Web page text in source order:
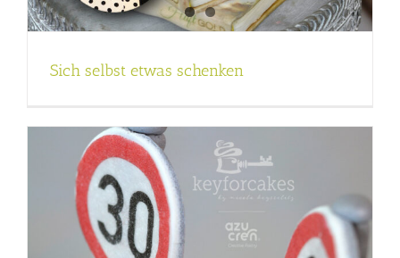
Sich selbst etwas schenken